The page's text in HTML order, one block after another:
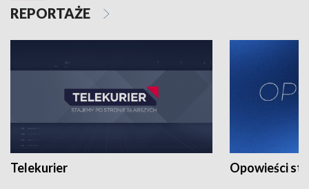
REPORTAŻE
Telekurier Opowieści